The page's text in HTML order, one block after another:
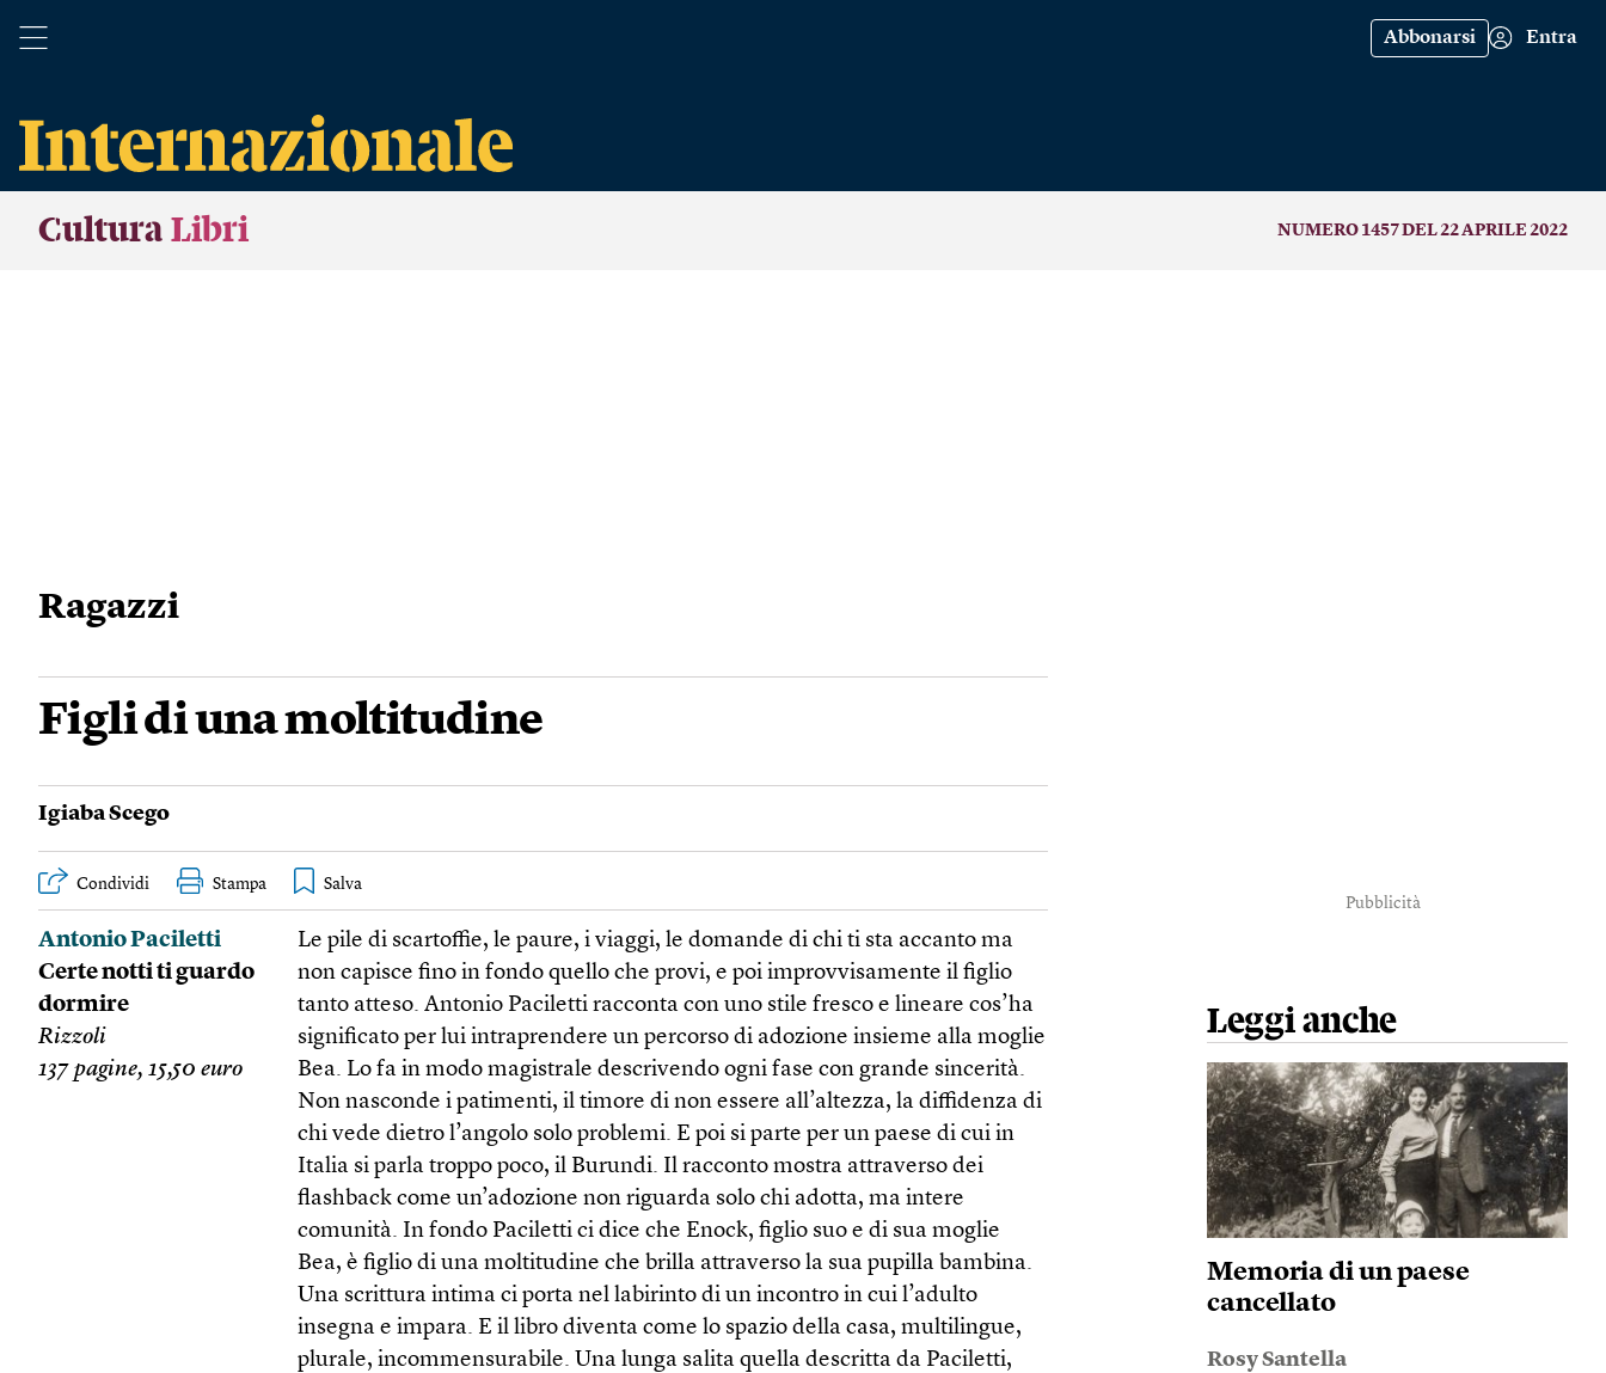
Abbonarsi Entra
Cultura Libri NUMERO 1457 DEL 22 APRILE 2022
Ragazzi
Figli di una moltitudine
Igiaba Scego
Condividi Stampa
Antonio Paciletti
Certe notti ti guardo
dormire
Rizzoli
137 pagine, 15,50 euro
Le pile di scartoffie, le paure, i viaggi, le domande di chi ti sta accanto ma
non capisce fino in fondo quello che provi, e poi improvvisamente il figlio
tanto atteso. Antonio Paciletti racconta con uno stile fresco e lineare cos’ha
significato per lui intraprendere un percorso di adozione insieme alla moglie
Bea. Lo fa in modo magistrale descrivendo ogni fase con grande sincerità.
Non nasconde i patimenti, il timore di non essere all’altezza, la diffidenza di
chi vede dietro l’angolo solo problemi. E poi si parte per un paese di cui in
Italia si parla troppo poco, il Burundi. Il racconto mostra attraverso dei
flashback come un’adozione non riguarda solo chi adotta, ma intere
comunità. In fondo Paciletti ci dice che Enock, figlio suo e di sua moglie
Bea, è figlio di una moltitudine che brilla attraverso la sua pupilla bambina.
Una scrittura intima ci porta nel labirinto di un incontro in cui l’adulto
insegna e impara. E il libro diventa come lo spazio della casa, multilingue,
plurale, incommensurabile. Una lunga salita quella descritta da Paciletti,
Pubblicità
Leggi anche
Memoria di un paese
cancellato
Rosy Santella